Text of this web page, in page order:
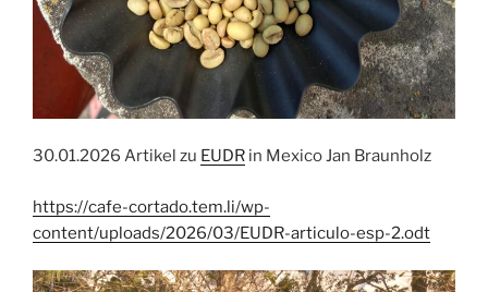
30.01.2026 Artikel zu EUDR in Mexico Jan Braunholz
https://cafe-cortado.tem.li/wp-
content/uploads/2026/03/EUDR-articulo-esp-2.odt